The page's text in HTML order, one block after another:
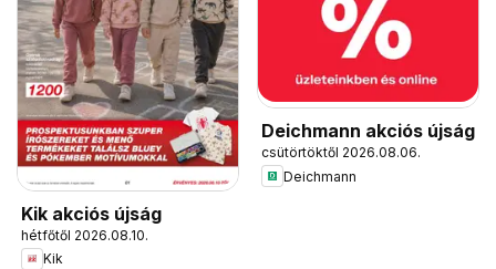
Kik akciós újság
hétfőtől 2026.08.10.
Kik
Deichmann akciós újság
csütörtöktől 2026.08.06.
Deichmann